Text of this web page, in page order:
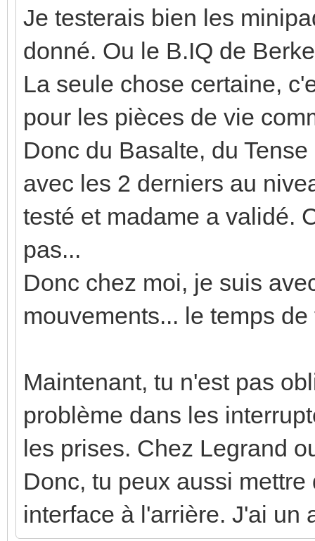
Je testerais bien les
donné. Ou le B.IQ de
La seule chose certaine,
pour les pièces de vie
Donc du Basalte, du
avec les 2 derniers au
testé et madame a validé.
pas...
Donc chez moi, je suis
mouvements... le temps
Maintenant, tu n'est pas
problème dans les
les prises. Chez Legrand
Donc, tu peux aussi
interface à l'arrière. J'ai un